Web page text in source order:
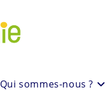
Qui sommes-nous ?